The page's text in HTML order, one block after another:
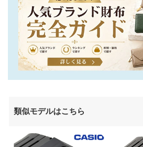
類似モデルはこちら